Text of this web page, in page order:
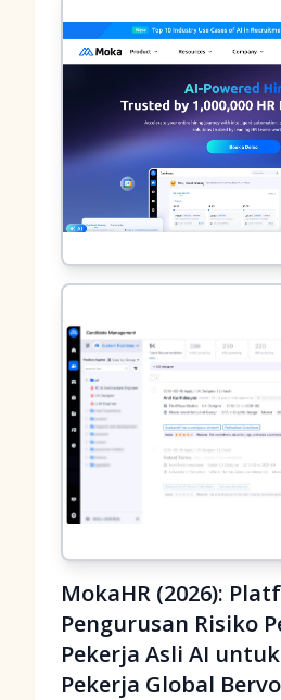
MokaHR (2026):
Pengurusan Risiko
Pekerja Asli AI
Pekerja Global